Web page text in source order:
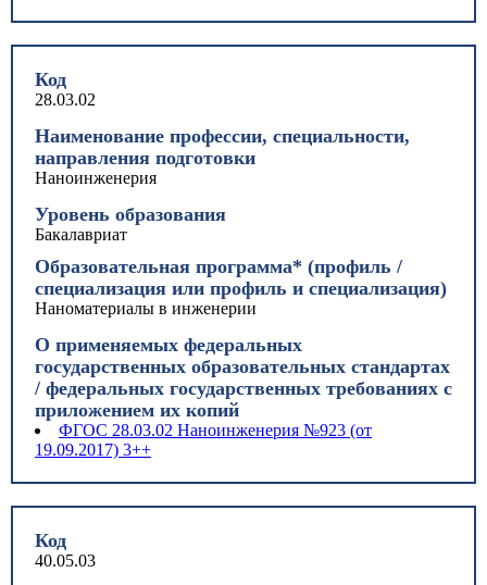
Код
28.03.02
Наименование профессии, специальности,
направления подготовки
Наноинженерия
Уровень образования
Бакалавриат
Образовательная программа* (профиль /
специализация или профиль и специализация)
Наноматериалы в инженерии
О применяемых федеральных
государственных образовательных стандартах
/ федеральных государственных требованиях с
приложением их копий
ФГОС 28.03.02 Наноинженерия №923 (от
19.09.2017) 3++
Код
40.05.03